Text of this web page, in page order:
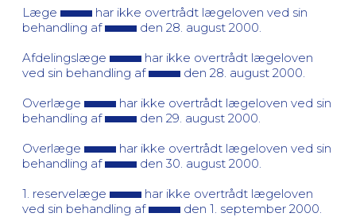
Læge
har ikke overtrådt lægeloven ved sin
behandling af
den 28. august 2000.
Afdelingslæge
har ikke overtrådt lægeloven
ved sin behandling af
den 28. august 2000.
Overlæge
har ikke overtrådt lægeloven ved sin
behandling af
den 29. august 2000.
Overlæge
har ikke overtrådt lægeloven ved sin
behandling af
den 30. august 2000.
1. reservelæge
har ikke overtrådt lægeloven
ved sin behandling af
den 1. september 2000.